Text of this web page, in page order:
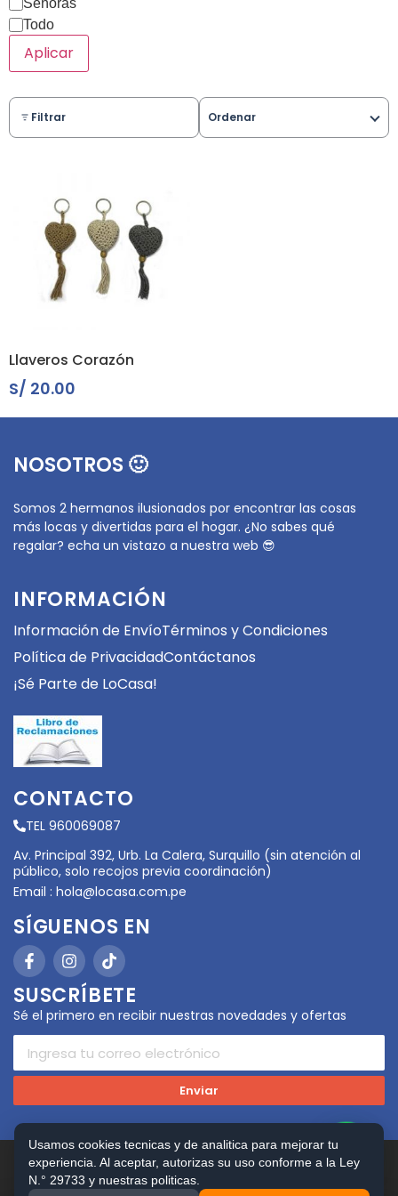
Todo
Aplicar
Filtrar Ordenar
Llaveros Corazón
S/ 20.00
NOSOTROS 🙂
Somos 2 hermanos ilusionados por encontrar las cosas
más locas y divertidas para el hogar. ¿No sabes qué
regalar? echa un vistazo a nuestra web 😎
INFORMACIÓN
Información de EnvíoTérminos y Condiciones
Política de PrivacidadContáctanos
¡Sé Parte de LoCasa!
CONTACTO
TEL 960069087
Av. Principal 392, Urb. La Calera, Surquillo (sin atención al
público, solo recojos previa coordinación)
Email : hola@locasa.com.pe
SÍGUENOS EN
SUSCRÍBETE
Sé el primero en recibir nuestras novedades y ofertas
Enviar
Copyright © 2026 LOCASA. Todos los Derechos
Reservados. Powered byFerVilela Digital Consulting
Usamos cookies tecnicas y de analitica para mejorar tu
experiencia. Al aceptar, autorizas su uso conforme a la Ley
N.° 29733 y nuestras politicas.